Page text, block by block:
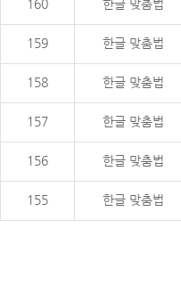
160 한글 맞춤법
159 한글 맞춤법
158 한글 맞춤법
157 한글 맞춤법
156 한글 맞춤법
155 한글 맞춤법